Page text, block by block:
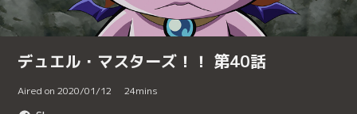
デュエル・マスターズ！！ 第40話
Aired on 2020/01/12 24mins